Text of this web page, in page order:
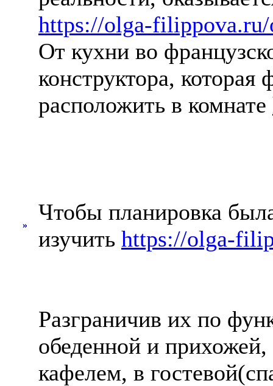
»
https://olga-
От кухни во
конструктора,
расположить в комнате
Чтобы планировка
изучить https://olga-
Разграничив их по
обеденной и
кафелем, в